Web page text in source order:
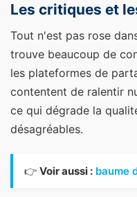
Les critiques et
Tout n'est pas rose
trouve beaucoup de
les plateformes de
contentent de ralentir
ce qui dégrade la
désagréables.
👉 Voir aussi : baume